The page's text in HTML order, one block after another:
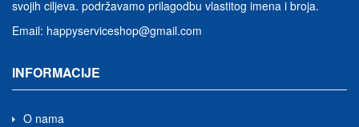
svojih ciljeva. podržavamo prilagodbu vlastitog imena i broja.
Email: happyserviceshop@gmail.com
INFORMACIJE
O nama